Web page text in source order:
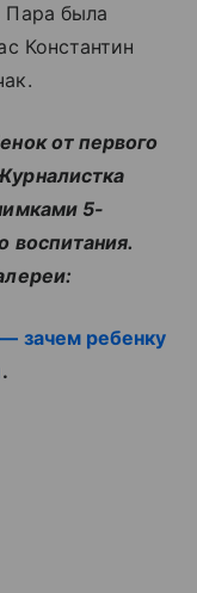
Пара была
Константин
от первого
5-
воспитания.
зачем ребенку
.